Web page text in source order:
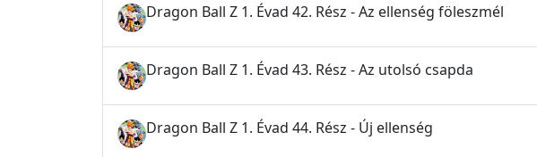
Dragon Ball Z 1. Évad 42. Rész - Az ellenség föleszmél
Dragon Ball Z 1. Évad 43. Rész - Az utolsó csapda
Dragon Ball Z 1. Évad 44. Rész - Új ellenség